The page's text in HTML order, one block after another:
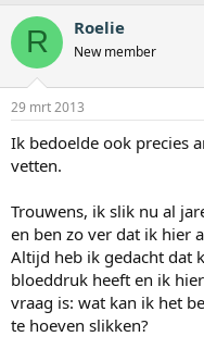
R Roelie
New member
29 mrt 2013
Ik bedoelde ook precies
vetten.
Trouwens, ik slik nu al
en ben zo ver dat ik hier
Altijd heb ik gedacht dat
bloeddruk heeft en ik
vraag is: wat kan ik het
te hoeven slikken?